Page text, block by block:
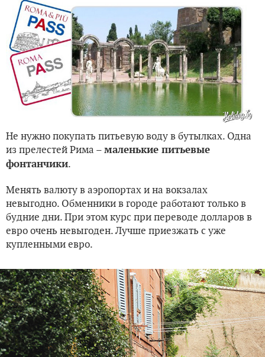
Не нужно покупать питьевую воду в бутылках. Одна
из прелестей Рима – маленькие питьевые
фонтанчики.
Менять валюту в аэропортах и на вокзалах
невыгодно. Обменники в городе работают только в
будние дни. При этом курс при переводе долларов в
евро очень невыгоден. Лучше приезжать с уже
купленными евро.